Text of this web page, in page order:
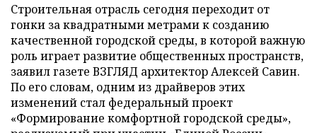
Строительная отрасль сегодня переходит от
гонки за квадратными метрами к созданию
качественной городской среды, в которой важную
роль играет развитие общественных пространств,
заявил газете ВЗГЛЯД архитектор Алексей Савин.
По его словам, одним из драйверов этих
изменений стал федеральный проект
«Формирование комфортной городской среды»,